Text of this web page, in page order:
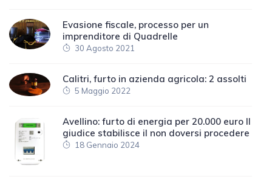
Evasione fiscale, processo per un
imprenditore di Quadrelle
30 Agosto 2021
Calitri, furto in azienda agricola: 2 assolti
5 Maggio 2022
Avellino: furto di energia per 20.000 euro Il
giudice stabilisce il non doversi procedere
18 Gennaio 2024